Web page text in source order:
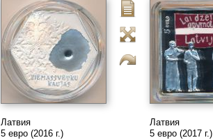
Латвия
5 евро (2016 г.)
Латвия
5 евро (2017 г.)